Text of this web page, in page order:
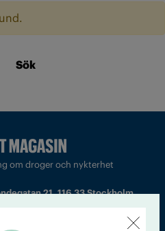
Sök
om droger och nykterhet
21, 116 33 Stockholm